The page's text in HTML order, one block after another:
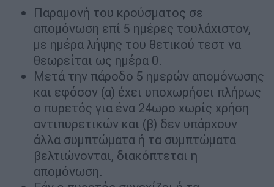
Παραμονή του κρούσματος σε
απομόνωση επί 5 ημέρες τουλάχιστον,
με ημέρα λήψης του θετικού τεστ να
θεωρείται ως ημέρα 0.
Μετά την πάροδο 5 ημερών απομόνωσης
και εφόσον (α) έχει υποχωρήσει πλήρως
ο πυρετός για ένα 24ωρο χωρίς χρήση
αντιπυρετικών και (β) δεν υπάρχουν
άλλα συμπτώματα ή τα συμπτώματα
βελτιώνονται, διακόπτεται η
απομόνωση.